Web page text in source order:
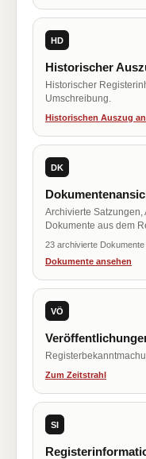
HD
Historischer
Historischer
Umschreibung.
Historischen Auszug
DK
Archivierte
Dokumente aus dem
23 archivierte Dokumente
Dokumente ansehen
VÖ
Zum Zeitstrahl
SI